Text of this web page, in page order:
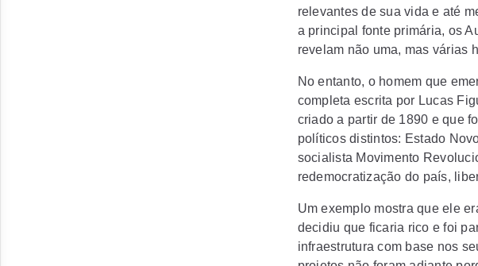
relevantes de sua vida e até
a principal fonte primária, os
revelam não uma, mas várias
No entanto, o homem que
completa escrita por Lucas
criado a partir de 1890 e que
políticos distintos: Estado
socialista Movimento
redemocratização do país,
Um exemplo mostra que ele
decidiu que ficaria rico e foi
infraestrutura com base nos